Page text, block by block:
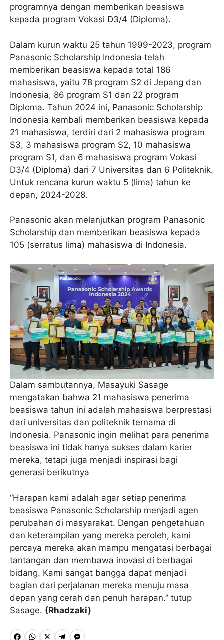
programnya dengan memberikan beasiswa
kepada program Vokasi D3/4 (Diploma).
Dalam kurun waktu 25 tahun 1999-2023, program
Panasonic Scholarship Indonesia telah
memberikan beasiswa kepada total 186
mahasiswa, yaitu 78 program S2 di Jepang dan
Indonesia, 86 program S1 dan 22 program
Diploma. Tahun 2024 ini, Panasonic Scholarship
Indonesia kembali memberikan beasiswa kepada
21 mahasiswa, terdiri dari 2 mahasiswa program
S3, 3 mahasiswa program S2, 10 mahasiswa
program S1, dan 6 mahasiswa program Vokasi
D3/4 (Diploma) dari 7 Universitas dan 6 Politeknik.
Untuk rencana kurun waktu 5 (lima) tahun ke
depan, 2024-2028.
Panasonic akan melanjutkan program Panasonic
Scholarship dan memberikan beasiswa kepada
105 (serratus lima) mahasiswa di Indonesia.
Dalam sambutannya, Masayuki Sasage
mengatakan bahwa 21 mahasiswa penerima
beasiswa tahun ini adalah mahasiswa berprestasi
dari universitas dan politeknik ternama di
Indonesia. Panasonic ingin melihat para penerima
beasiswa ini tidak hanya sukses dalam karier
mereka, tetapi juga menjadi inspirasi bagi
generasi berikutnya
“Harapan kami adalah agar setiap penerima
beasiswa Panasonic Scholarship menjadi agen
perubahan di masyarakat. Dengan pengetahuan
dan keterampilan yang mereka peroleh, kami
percaya mereka akan mampu mengatasi berbagai
tantangan dan membawa inovasi di berbagai
bidang. Kami sangat bangga dapat menjadi
bagian dari perjalanan mereka menuju masa
depan yang cerah dan penuh harapan.” tutup
Sasage. (Rhadzaki)